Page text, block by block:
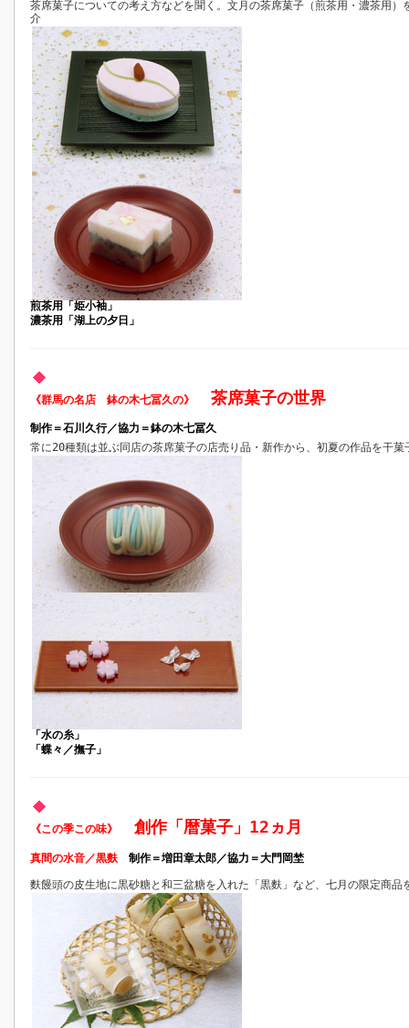
茶席菓子についての考え方などを聞く。文月の茶席菓子（煎茶用・濃茶用）
介
煎茶用「姫小袖」
濃茶用「湖上の夕日」
《群馬の名店 鉢の木七冨久の》 茶席菓子の世界
制作＝石川久行／協力＝鉢の木七冨久
常に20種類は並ぶ同店の茶席菓子の店売り品・新作から、初夏の作品を干菓
「水の糸」
「蝶々／撫子」
《この季この味》 創作「暦菓子」12ヵ月
真間の水音／黒麩 制作＝増田章太郎／協力＝大門岡埜
麩饅頭の皮生地に黒砂糖と和三盆糖を入れた「黒麩」など、七月の限定商品